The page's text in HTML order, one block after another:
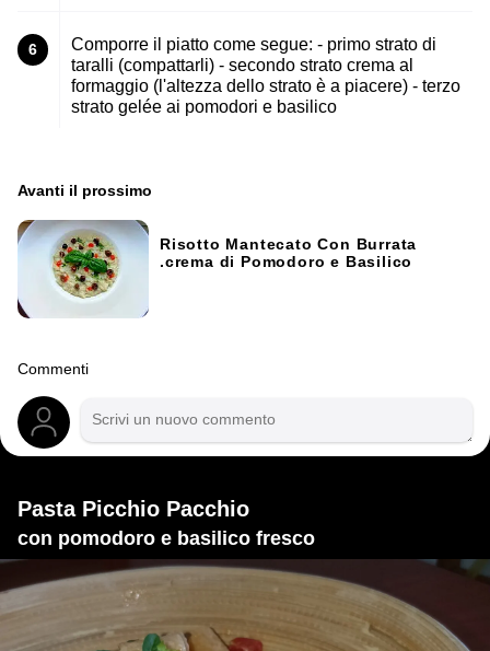
6
Comporre il piatto come segue: - primo strato di
taralli (compattarli) - secondo strato crema al
formaggio (l'altezza dello strato è a piacere) - terzo
strato gelée ai pomodori e basilico
Avanti il ​​prossimo
Risotto Mantecato Con Burrata
.crema di Pomodoro e Basilico
Commenti
Pasta Picchio Pacchio
con pomodoro e basilico fresco